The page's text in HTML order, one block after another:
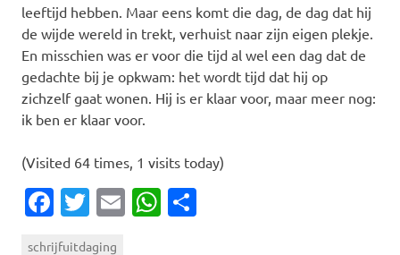
leeftijd hebben. Maar eens komt die dag, de dag dat hij
de wijde wereld in trekt, verhuist naar zijn eigen plekje.
En misschien was er voor die tijd al wel een dag dat de
gedachte bij je opkwam: het wordt tijd dat hij op
zichzelf gaat wonen. Hij is er klaar voor, maar meer nog:
ik ben er klaar voor.
(Visited 64 times, 1 visits today)
Facebook
Twitter
EmailWhatsApp
schrijfuitdaging